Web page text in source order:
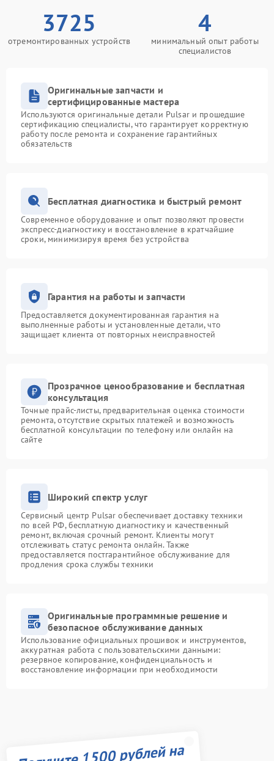
3725
отремонтированных устройств
4
минимальный опыт работы
специалистов
Оригинальные запчасти и
сертифицированные мастера
Используются оригинальные детали Pulsar и прошедшие
сертификацию специалисты, что гарантирует корректную
работу после ремонта и сохранение гарантийных
обязательств
Бесплатная диагностика и быстрый ремонт
Современное оборудование и опыт позволяют провести
экспресс-диагностику и восстановление в кратчайшие
сроки, минимизируя время без устройства
Гарантия на работы и запчасти
Предоставляется документированная гарантия на
выполненные работы и установленные детали, что
защищает клиента от повторных неисправностей
Прозрачное ценообразование и бесплатная
консультация
Точные прайс-листы, предварительная оценка стоимости
ремонта, отсутствие скрытых платежей и возможность
бесплатной консультации по телефону или онлайн на
сайте
Широкий спектр услуг
Сервисный центр Pulsar обеспечивает доставку техники
по всей РФ, бесплатную диагностику и качественный
ремонт, включая срочный ремонт. Клиенты могут
отслеживать статус ремонта онлайн. Также
предоставляется постгарантийное обслуживание для
продления срока службы техники
Оригинальные программные решение и
безопасное обслуживание данных
Использование официальных прошивок и инструментов,
аккуратная работа с пользовательскими данными:
резервное копирование, конфиденциальность и
восстановление информации при необходимости